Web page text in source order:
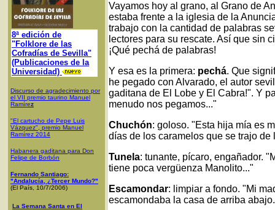
8ª edición de
"Folklore de las
Cofradías de Sevilla"
(Publicaciones de la
Universidad)
Discurso de agradecimiento por
el VII premio taurino Manuel
Ramírez
"El cartucho de Pepe Luis
Vázquez", premio Manuel
Ramírez 2014
Habanera gaditana para Don
Felipe de Borbón
Fernando Santiago:
"Andalucía, ¿Tercer Mundo?"
(El País, 10/7/2006)
La Semana Santa en El
Vayamos hoy al grano, al Grano de
estaba frente a la iglesia de la
trabajo con la cantidad de palabras
lectores para su rescate. Así que sin
¡Qué pechá de palabras!
Y esa es la primera: pechá. Que
he pegado con Alvarado, el autor
gaditana de El Lobe y El Cabra!". Y
menudo nos pegamos..."
Chuchón: goloso. "Esta hija mía es
días de los caramelos que se trajo
Tunela: tunante, pícaro, engañador.
tiene poca vergüenza Manolito..."
Escamondar: limpiar a fondo. "Mi
escamondaba la casa de arriba